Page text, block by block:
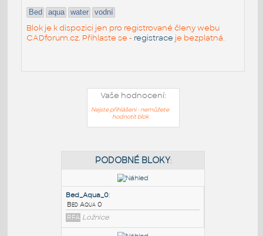
Bed aqua water vodní
Blok je k dispozici jen pro registrované členy webu
CADforum.cz. Přihlaste se - registrace je bezplatná.
Vaše hodnocení:
Nejste přihlášeni - nemůžete
hodnotit blok